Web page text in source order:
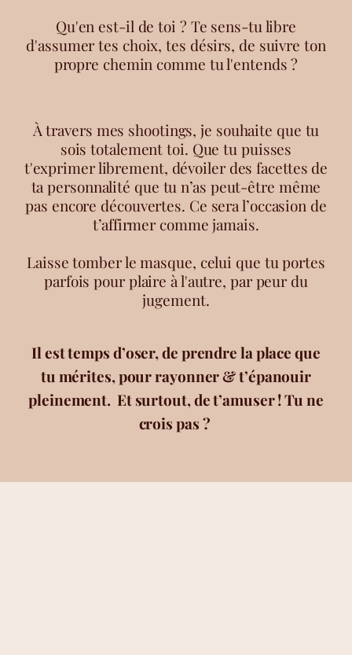
Qu'en est-il de toi ? Te sens-tu libre
d'assumer tes choix, tes désirs, de suivre ton
propre chemin comme tu l'entends ?
À travers mes shootings, je souhaite que tu
sois totalement toi. Que tu puisses
t'exprimer librement, dévoiler des facettes de
ta personnalité que tu n’as peut-être même
pas encore découvertes. Ce sera l’occasion de
t’affirmer comme jamais.
Laisse tomber le masque, celui que tu portes
parfois pour plaire à l'autre, par peur du
jugement.
Il est temps d’oser, de prendre la place que
tu mérites, pour rayonner & t’épanouir
pleinement. Et surtout, de t’amuser !Tu ne
crois pas ?